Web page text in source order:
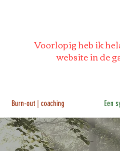
Voorlopig heb ik
website in de
Burn-out | coaching Een